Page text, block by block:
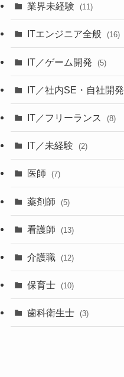
業界未経験 (11)
ITエンジニア全般 (16)
IT／ゲーム開発 (5)
IT／社内SE・自社開発
IT／フリーランス (8)
IT／未経験 (2)
医師 (7)
薬剤師 (5)
看護師 (13)
介護職 (12)
保育士 (10)
歯科衛生士 (3)